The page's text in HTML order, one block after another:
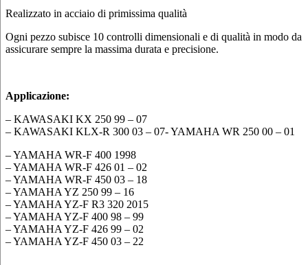
Realizzato in acciaio di primissima qualità
Ogni pezzo subisce 10 controlli dimensionali e di qualità in modo da
assicurare sempre la massima durata e precisione.
Applicazione:
– KAWASAKI KX 250 99 – 07
– KAWASAKI KLX-R 300 03 – 07- YAMAHA WR 250 00 – 01
– YAMAHA WR-F 400 1998
– YAMAHA WR-F 426 01 – 02
– YAMAHA WR-F 450 03 – 18
– YAMAHA YZ 250 99 – 16
– YAMAHA YZ-F R3 320 2015
– YAMAHA YZ-F 400 98 – 99
– YAMAHA YZ-F 426 99 – 02
– YAMAHA YZ-F 450 03 – 22